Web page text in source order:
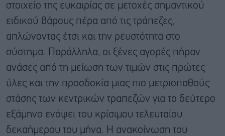
στοιχείο της ευκαιρίας σε μετοχές σημαντικού
ειδικού βάρους πέρα από τις τράπεζες,
απλώνοντας έτσι και την ρευστότητα στο
σύστημα. Παράλληλα, οι ξένες αγορές πήραν
ανάσες από τη μείωση των τιμών στις πρώτες
ύλες και την προσδοκία μιας πιο μετριοπαθούς
στάσης των κεντρικών τραπεζών για το δεύτερο
εξάμηνο ενόψει του κρίσιμου τελευταίου
δεκαήμερου του μήνα. Η ανακοίνωση του